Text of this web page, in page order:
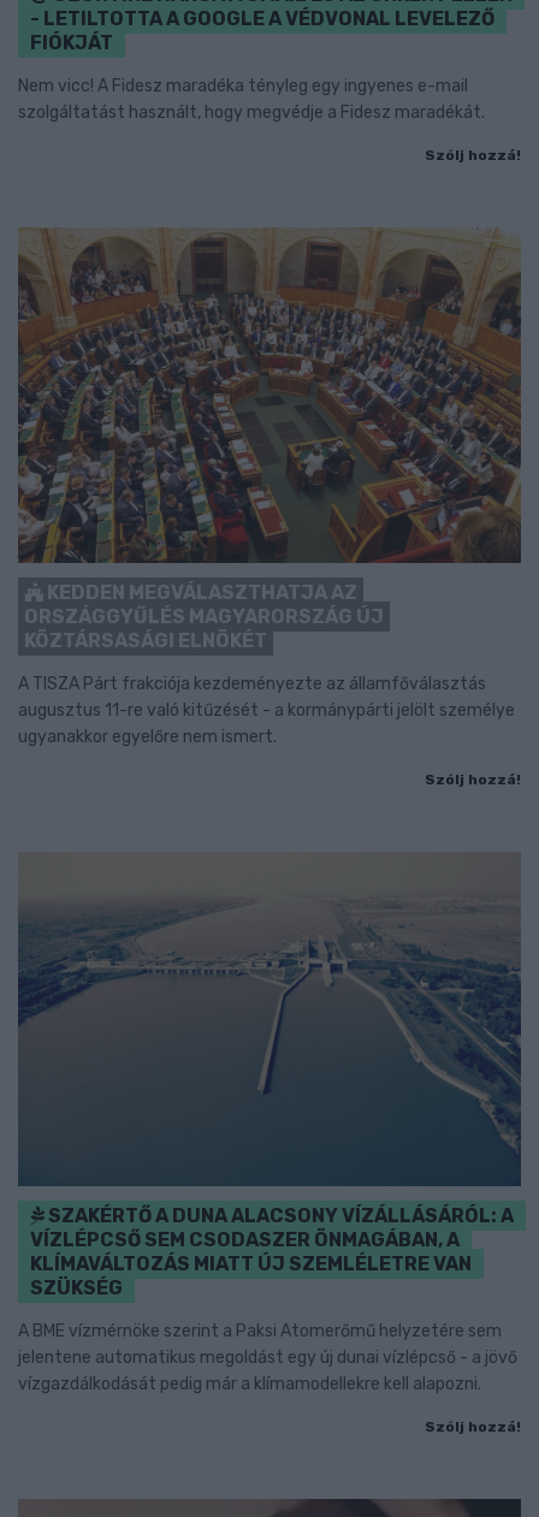
- LETILTOTTA A GOOGLE A VÉDVONAL LEVELEZŐ
FIÓKJÁT
Nem vicc! A Fidesz maradéka tényleg egy ingyenes e-mail
szolgáltatást használt, hogy megvédje a Fidesz maradékát.
Szólj hozzá!
KEDDEN MEGVÁLASZTHATJA AZ
ORSZÁGGYŰLÉS MAGYARORSZÁG ÚJ
KÖZTÁRSASÁGI ELNÖKÉT
A TISZA Párt frakciója kezdeményezte az államfőválasztás
augusztus 11-re való kitűzését - a kormánypárti jelölt személye
ugyanakkor egyelőre nem ismert.
Szólj hozzá!
SZAKÉRTŐ A DUNA ALACSONY VÍZÁLLÁSÁRÓL: A
VÍZLÉPCSŐ SEM CSODASZER ÖNMAGÁBAN, A
KLÍMAVÁLTOZÁS MIATT ÚJ SZEMLÉLETRE VAN
SZÜKSÉG
A BME vízmérnöke szerint a Paksi Atomerőmű helyzetére sem
jelentene automatikus megoldást egy új dunai vízlépcső - a jövő
vízgazdálkodását pedig már a klímamodellekre kell alapozni.
Szólj hozzá!